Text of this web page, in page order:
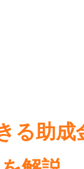
る助成